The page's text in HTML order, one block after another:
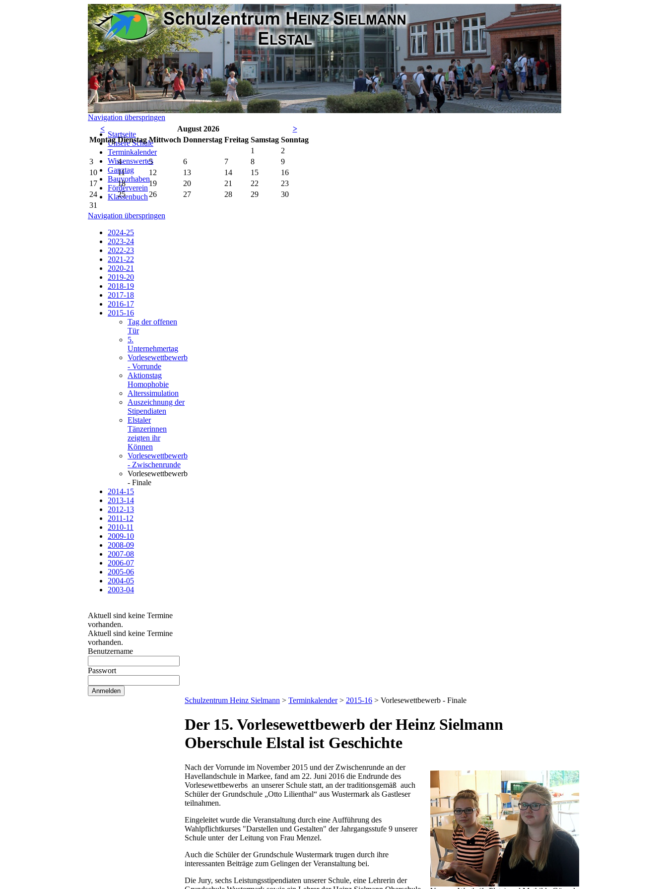
Navigation überspringen
Startseite
Unsere Schule
Terminkalender
Wissenswertes
Ganztag
Bauvorhaben
Förderverein
Klassenbuch
< August 2026
>
Montag Dienstag Mittwoch Donnerstag Freitag Samstag Sonntag
1
2
3
4 5 6 7 8
9
10
11 12 13 14 15
16
17
18 19 20 21 22
23
24
25 26 27 28 29
30
31
Navigation überspringen
2024-25
2023-24
2022-23
2021-22
2020-21
2019-20
2018-19
2017-18
2016-17
2015-16
Tag der offenen
Tür
5.
Unternehmertag
Vorlesewettbewerb
- Vorrunde
Aktionstag
Homophobie
Alterssimulation
Auszeichnung der
Stipendiaten
Elstaler
Tänzerinnen
zeigten ihr
Können
Vorlesewettbewerb
- Zwischenrunde
Vorlesewettbewerb
- Finale
2014-15
2013-14
2012-13
2011-12
2010-11
2009-10
2008-09
2007-08
2006-07
2005-06
2004-05
2003-04
Aktuell sind keine Termine
vorhanden.
Aktuell sind keine Termine
vorhanden.
Benutzername
Passwort
Schulzentrum Heinz Sielmann > Terminkalender> 2015-16 > Vorlesewettbewerb - Finale
Der 15. Vorlesewettbewerb der Heinz Sielmann
Oberschule Elstal ist Geschichte
Nach der Vorrunde im November 2015 und der Zwischenrunde an der
Havellandschule in Markee, fand am 22. Juni 2016 die Endrunde des
Vorlesewettbewerbs an unserer Schule statt, an der traditionsgemäß auch
Schüler der Grundschule „Otto Lilienthal“ aus Wustermark als Gastleser
teilnahmen.
Eingeleitet wurde die Veranstaltung durch eine Aufführung des
Wahlpflichtkurses "Darstellen und Gestalten" der Jahrgangsstufe 9 unserer
Schule unter der Leitung von Frau Menzel.
Auch die Schüler der Grundschule Wustermark trugen durch ihre
interessanten Beiträge zum Gelingen der Veranstaltung bei.
Die Jury, sechs Leistungsstipendiaten unserer Schule, eine Lehrerin der